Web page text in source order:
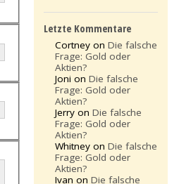
Letzte Kommentare
Cortney onDie falsche
Frage: Gold oder
Aktien?
Joni onDie falsche
Frage: Gold oder
Aktien?
Jerry onDie falsche
Frage: Gold oder
Aktien?
Whitney onDie falsche
Frage: Gold oder
Aktien?
Ivan onDie falsche